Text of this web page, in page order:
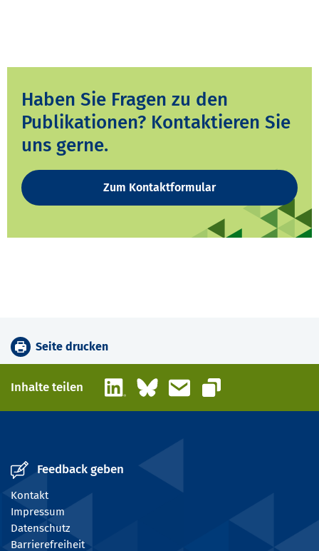
Haben Sie Fragen zu den
Publikationen? Kontaktieren Sie
uns gerne.
Zum Kontaktformular
Seite drucken
Inhalte teilen LinkedInBlueskyE-Mail
Link kopieren
Feedback geben
Kontakt
Impressum
Datenschutz
Barrierefreiheit